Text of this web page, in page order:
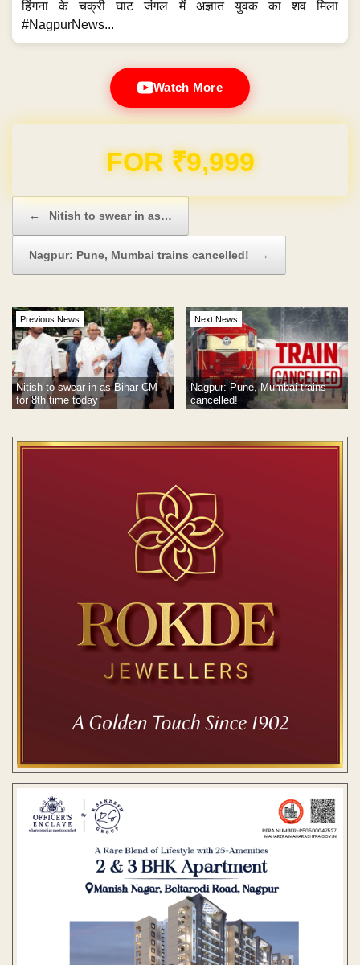
हिंगना के चक्री घाट जंगल में अज्ञात युवक का शव मिला
#NagpurNews...
Watch More
Domain & Hosting FREE for 1 Year
← Nitish to swear in as…
Nagpur: Pune, Mumbai trains cancelled! →
Previous News
Nitish to swear in as Bihar CM
for 8th time today
Next News
Nagpur: Pune, Mumbai trains
cancelled!